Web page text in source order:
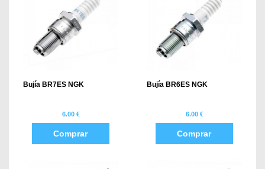
Bujía BR7ES NGK
6.00 €
Comprar
Bujía BR6ES NGK
6.00 €
Comprar